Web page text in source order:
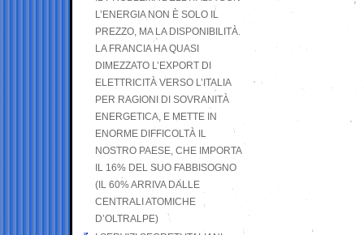
L’ENERGIA NON È SOLO IL
PREZZO, MA LA DISPONIBILITÀ.
LA FRANCIA HA QUASI
DIMEZZATO L’EXPORT DI
ELETTRICITÀ VERSO L’ITALIA
PER RAGIONI DI SOVRANITÀ
ENERGETICA, E METTE IN
ENORME DIFFICOLTÀ IL
NOSTRO PAESE, CHE IMPORTA
IL 16% DEL SUO FABBISOGNO
(IL 60% ARRIVA DALLE
CENTRALI ATOMICHE
D’OLTRALPE)